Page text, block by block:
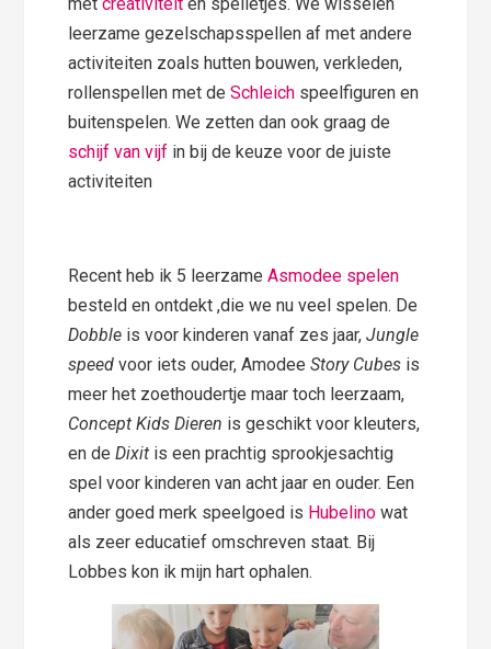
leerzame gezelschapsspellen af met andere
activiteiten zoals hutten bouwen, verkleden,
rollenspellen met deSchleich speelfiguren en
buitenspelen. We zetten dan ook graag de
schijf van vijf in bij de keuze voor de juiste
activiteiten
Recent heb ik 5 leerzameAsmodee spelen
besteld en ontdekt ,die we nu veel spelen. De
Dobble is voor kinderen vanaf zes jaar,Jungle
speed voor iets ouder, AmodeeStory Cubes is
meer het zoethoudertje maar toch leerzaam,
Concept Kids Dieren is geschikt voor kleuters,
en deDixit is een prachtig sprookjesachtig
spel voor kinderen van acht jaar en ouder. Een
ander goed merk speelgoed is Hubelinowat
als zeer educatief omschreven staat. Bij
Lobbes kon ik mijn hart ophalen.